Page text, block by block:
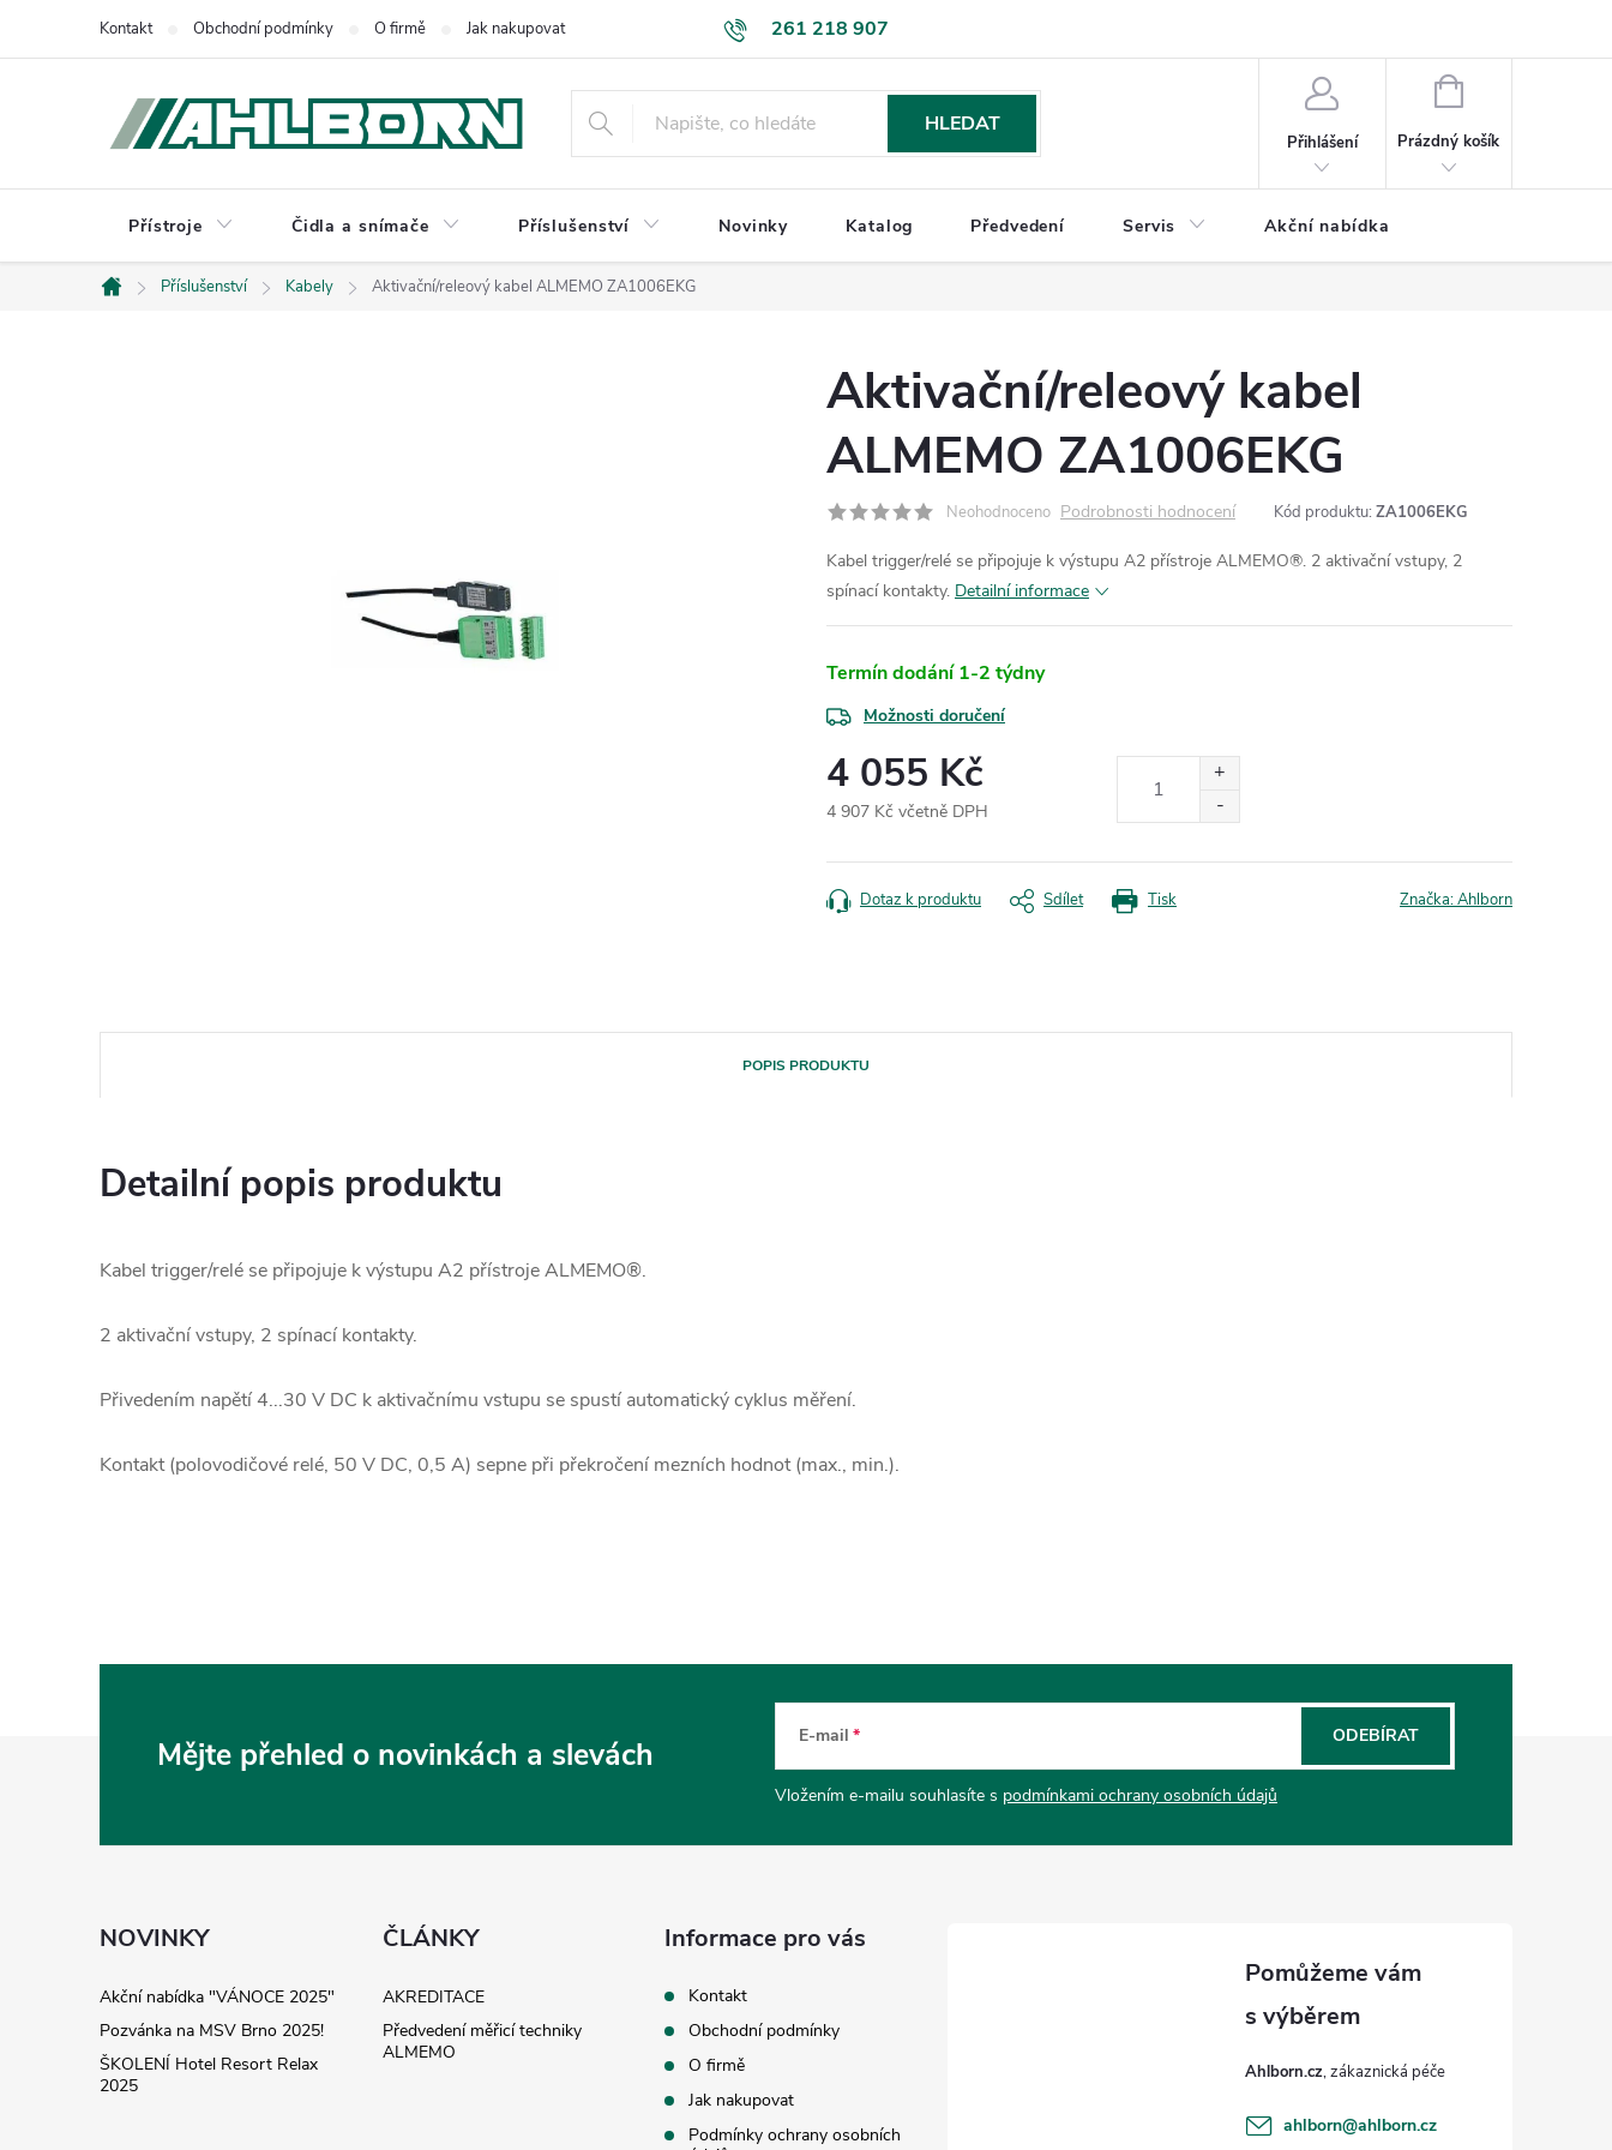
261 218 907
Kontakt Obchodní podmínky O firmě Jak nakupovat Podmínky ochrany osobních údajů Uplatnění reklamace
HLEDAT
Přihlášení
NÁKUPNÍ
Prázdný košík
Přístroje Čidla a snímače Příslušenství Novinky Katalog Předvedení Servis Akční nabídka
Domů
Příslušenství Kabely Aktivační/releový kabel ALMEMO ZA1006EKG
Aktivační/releový kabel
ALMEMO ZA1006EKG
Neohodnoceno Podrobnosti hodnocení Kód produktu: ZA1006EKG
Kabel trigger/relé se připojuje k výstupu A2 přístroje ALMEMO®. 2 aktivační vstupy, 2
spínací kontakty. Detailní informace
Termín dodání 1-2 týdny
Možnosti doručení
4 055 Kč
4 907 Kč včetně DPH
cena:
Tisk
Dotaz k produktu Sdílet Značka:Ahlborn
POPIS PRODUKTU
Detailní popis produktu
Kabel trigger/relé se připojuje k výstupu A2 přístroje ALMEMO®.
2 aktivační vstupy, 2 spínací kontakty.
Přivedením napětí 4...30 V DC k aktivačnímu vstupu se spustí automatický cyklus měření.
Kontakt (polovodičové relé, 50 V DC, 0,5 A) sepne při překročení mezních hodnot (max., min.).
Mějte přehled o novinkách a slevách E-mail
Vložením e-mailu souhlasíte s podmínkami ochrany osobních údajů
ODEBÍRAT
NOVINKY
Akční nabídka "VÁNOCE 2025"
Pozvánka na MSV Brno 2025!
ŠKOLENÍ Hotel Resort Relax
2025
ČLÁNKY
AKREDITACE
Předvedení měřicí techniky
ALMEMO
Informace pro vás
Kontakt
Obchodní podmínky
O firmě
Jak nakupovat
Podmínky ochrany osobních
Ahlborn.cz
ahlborn@ahlborn.cz